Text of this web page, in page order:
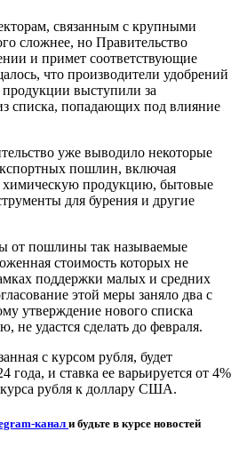
связанным с крупными
сложнее, но Правительство
и примет соответствующие
что производители удобрений
выступили за
списка, попадающих под влияние
уже выводило некоторые
пошлин, включая
химическую продукцию, бытовые
для бурения и другие
от пошлины так называемые
стоимость которых не
поддержки малых и средних
этой меры заняло два с
утверждение нового списка
не удастся сделать до февраля.
с курсом рубля, будет
года, и ставка ее варьируется от 4%
рубля к доллару США.
канали будьте в курсе новостей